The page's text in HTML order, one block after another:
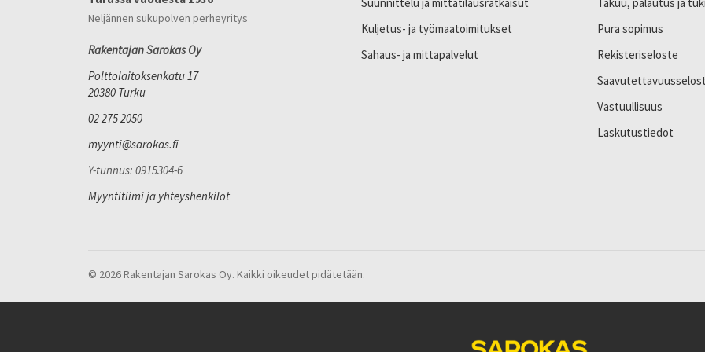
Neljännen sukupolven perheyritys
Rakentajan Sarokas Oy
Polttolaitoksenkatu 17
20380 Turku
02 275 2050
myynti@sarokas.fi
Y-tunnus: 0915304-6
Myyntitiimi ja yhteyshenkilöt
Kuljetus- ja työmaatoimitukset
Sahaus- ja mittapalvelut
Pura sopimus
Rekisteriseloste
Vastuullisuus
Laskutustiedot
© 2026 Rakentajan Sarokas Oy. Kaikki oikeudet pidätetään.